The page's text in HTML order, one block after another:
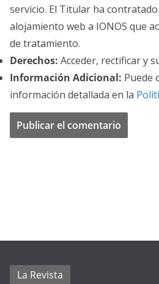
servicio. El Titular ha
alojamiento web a IONOS que
de tratamiento.
Derechos: Acceder, rectificar y
Información Adicional: Puede
información detallada en la
La Revista